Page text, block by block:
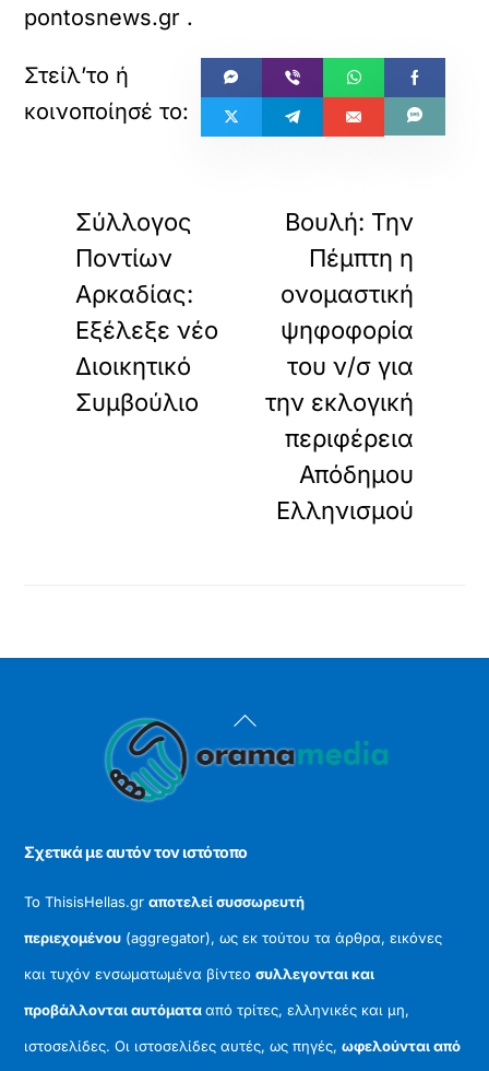
pontosnews.gr .
Σύλλογος
Ποντίων
Αρκαδίας:
Εξέλεξε νέο
Διοικητικό
Συμβούλιο
Βουλή: Την
Πέμπτη η
ονομαστική
ψηφοφορία
του ν/σ για
την εκλογική
περιφέρεια
Απόδημου
Ελληνισμού
Back
To
Σχετικά με αυτόν τον ιστότοπο
Το ThisisHellas.grαποτελεί συσσωρευτή
περιεχομένου (aggregator), ως εκ τούτου τα άρθρα, εικόνες
και τυχόν ενσωματωμένα βίντεοσυλλεγονται και
προβάλλονται αυτόματααπό τρίτες, ελληνικές και μη,
ιστοσελίδες. Οι ιστοσελίδες αυτές, ως πηγές,ωφελούνται από